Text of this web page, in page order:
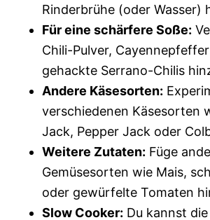
Rinderbrühe (oder Wasser)
Für eine schärfere Soße:
Chili-Pulver,
gehackte Serrano-Chilis
Andere Käsesorten:
verschiedenen Käsesorten
Jack, Pepper Jack oder
Weitere Zutaten: Füge
Gemüsesorten wie Mais,
oder gewürfelte Tomaten
Slow Cooker: Du kannst